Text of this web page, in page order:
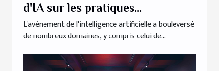
d'IA sur les pratiques
rédactionnelles modernes
L'avènement de l'intelligence artificielle a bouleversé
de nombreux domaines, y compris celui de...